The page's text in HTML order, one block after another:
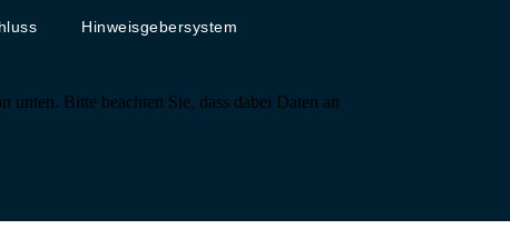
Hinweisgebersystem
Bitte beachten Sie, dass dabei Daten an